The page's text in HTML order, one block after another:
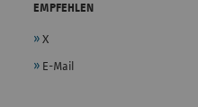
EMPFEHLEN
X
E-Mail